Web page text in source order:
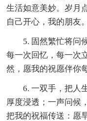
生活如意美妙。岁月
自己开心，我的朋友
5. 固然繁忙将问
每一次回忆，每一次
然，愿我的祝愿伴你
6. 一双手，把人
厚度浸透；一声问候
把我的祝福传送：愿